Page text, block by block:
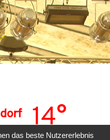
14°
das beste Nutzererlebnis